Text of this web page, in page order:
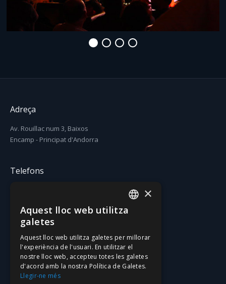
Adreça
Av. Rouillac num 3, Baixos
Encamp - Principat d'Andorra
Telefons
gatzara@gatzara.com
SPANISH
×
Aquest lloc web utilitza
galetes
Aquest lloc web utilitza galetes per millorar
l'experiència de l'usuari. En utilitzar el
nostre lloc web, accepteu totes les galetes
d'acord amb la nostra Política de Galetes.
Llegir-ne més